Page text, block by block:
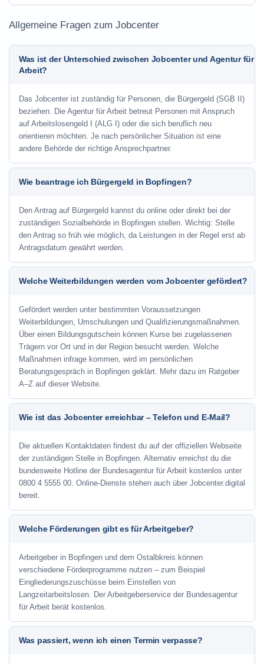
Allgemeine Fragen zum Jobcenter
Was ist der Unterschied zwischen Jobcenter und Agentur für
Arbeit?
Das Jobcenter ist zuständig für Personen, die Bürgergeld (SGB II)
beziehen. Die Agentur für Arbeit betreut Personen mit Anspruch
auf Arbeitslosengeld I (ALG I) oder die sich beruflich neu
orientieren möchten. Je nach persönlicher Situation ist eine
andere Behörde der richtige Ansprechpartner.
Wie beantrage ich Bürgergeld in Bopfingen?
Den Antrag auf Bürgergeld kannst du online oder direkt bei der
zuständigen Sozialbehörde in Bopfingen stellen. Wichtig: Stelle
den Antrag so früh wie möglich, da Leistungen in der Regel erst ab
Antragsdatum gewährt werden.
Welche Weiterbildungen werden vom Jobcenter gefördert?
Gefördert werden unter bestimmten Voraussetzungen
Weiterbildungen, Umschulungen und Qualifizierungsmaßnahmen.
Über einen Bildungsgutschein können Kurse bei zugelassenen
Trägern vor Ort und in der Region besucht werden. Welche
Maßnahmen infrage kommen, wird im persönlichen
Beratungsgespräch in Bopfingen geklärt. Mehr dazu im Ratgeber
A–Z auf dieser Website.
Wie ist das Jobcenter erreichbar – Telefon und E-Mail?
Die aktuellen Kontaktdaten findest du auf der offiziellen Webseite
der zuständigen Stelle in Bopfingen. Alternativ erreichst du die
bundesweite Hotline der Bundesagentur für Arbeit kostenlos unter
0800 4 5555 00. Online-Dienste stehen auch über Jobcenter.digital
bereit.
Welche Förderungen gibt es für Arbeitgeber?
Arbeitgeber in Bopfingen und dem Ostalbkreis können
verschiedene Förderprogramme nutzen – zum Beispiel
Eingliederungszuschüsse beim Einstellen von
Langzeitarbeitslosen. Der Arbeitgeberservice der Bundesagentur
für Arbeit berät kostenlos.
Was passiert, wenn ich einen Termin verpasse?